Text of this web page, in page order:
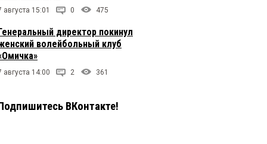
августа 15:01 0 475
директор покинул
волейбольный клуб
августа 14:00 2 361
ВКонтакте!